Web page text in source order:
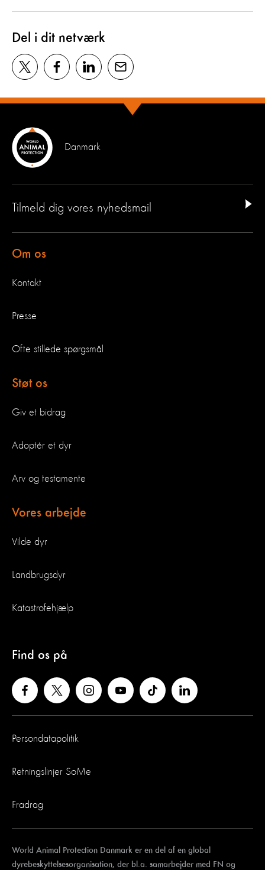
Del i dit netværk
Danmark
Tilmeld dig vores nyhedsmail
Om os
Kontakt
Presse
Ofte stillede spørgsmål
Støt os
Giv et bidrag
Adoptér et dyr
Arv og testamente
Vores arbejde
Vilde dyr
Landbrugsdyr
Katastrofehjælp
Find os på
Persondatapolitik
Retningslinjer SoMe
Fradrag
World Animal Protection Danmark er en del af en global
dyrebeskyttelsesorganisation, der bl.a. samarbejder med FN og